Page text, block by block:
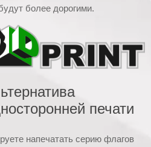
более дорогими.
печати
напечатать серию флагов